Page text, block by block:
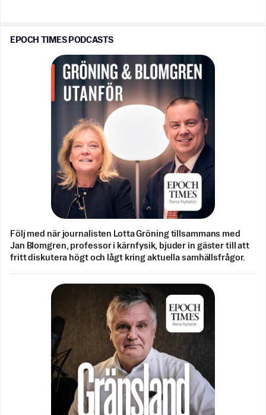
EPOCH TIMES PODCASTS
Följ med när journalisten Lotta Gröning tillsammans med
Jan Blomgren, professor i kärnfysik, bjuder in gäster till att
fritt diskutera högt och lågt kring aktuella samhällsfrågor.